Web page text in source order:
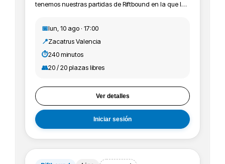
tenemos nuestras partidas de Riftbound en la que los
ellas. Además puedes conseguir material promo y
participar en los Skirmish de la tienda. ¡Pásate a jugar
con nosotros o pregunta todas las dudas sin
📅lun, 10 ago · 17:00
📍Zacatrus Valencia
⏱️240 minutos
👥20 / 20 plazas libres
Ver detalles
Iniciar sesión